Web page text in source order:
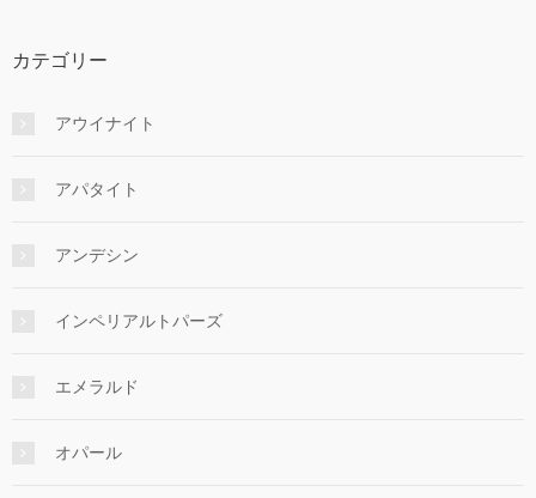
カテゴリー
アウイナイト
アパタイト
アンデシン
インペリアルトパーズ
エメラルド
オパール